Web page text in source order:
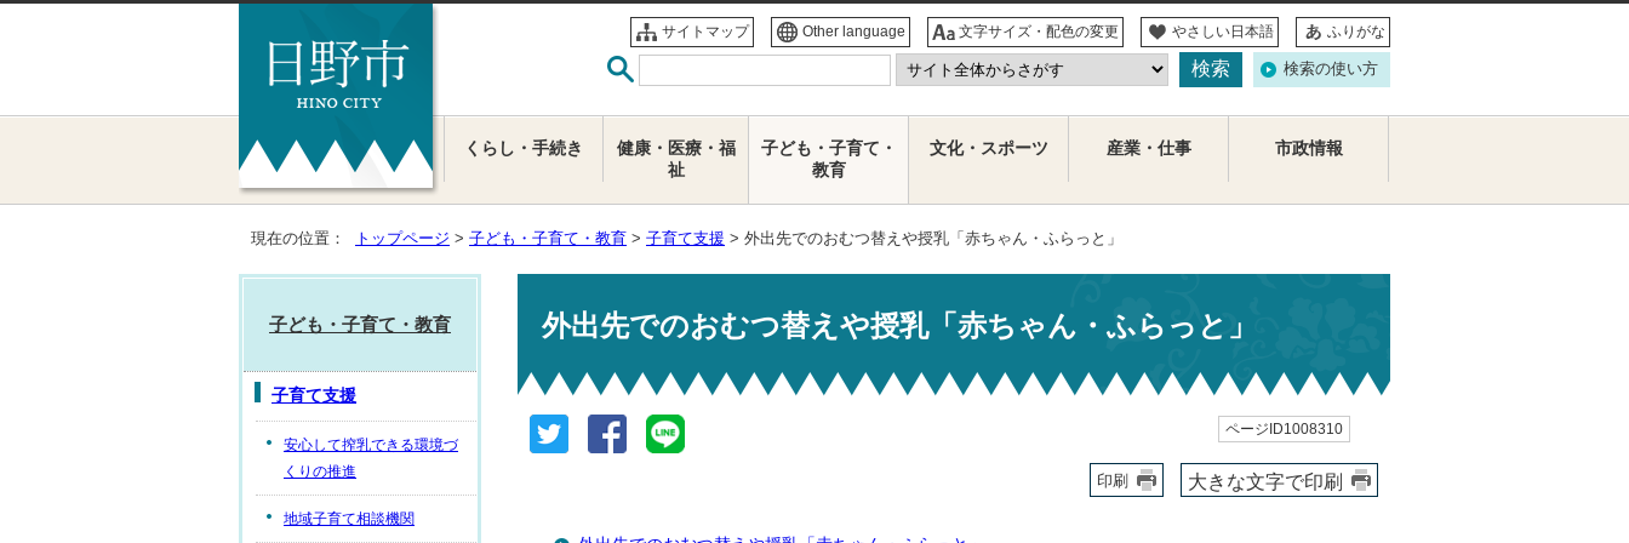
サイトマップ Other language 文字サイズ・配色の変更 やさしい日本語 ふりがな
検索の使い方
くらし・手続き
健康・医療・福
祉
子ども・子育て・
教育
文化・スポーツ 産業・仕事 市政情報
現在の位置： トップページ > 子ども・子育て・教育 > 子育て支援 > 外出先でのおむつ替えや授乳「赤ちゃん・ふらっと」
外出先でのおむつ替えや授乳「赤ちゃん・ふらっと」
ページID1008310
印刷 大きな文字で印刷
子ども・子育て・教育
子育て支援
安心して搾乳できる環境づ
くりの推進
地域子育て相談機関